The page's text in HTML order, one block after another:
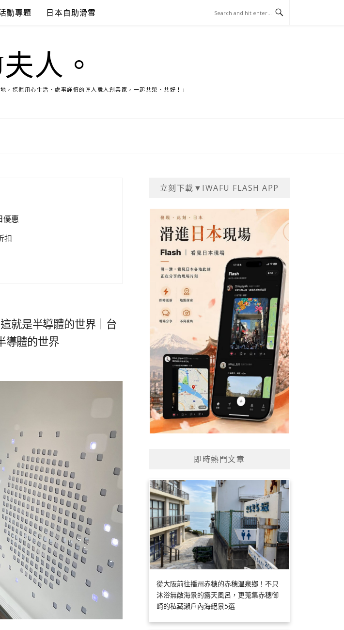
動專題 日本自助滑雪
夫人。
，挖掘用心生活、處事謹慎的匠人職人創業家，一起共榮、共好！」
優惠
扣
就是半導體的世界｜台
導體的世界
立刻下載▼IWAFU FLASH APP
即時熱門文章
從大阪前往播州赤穗的赤穗溫泉鄉！不只
沐浴無敵海景的露天風呂，更蒐集赤穗御
崎的私藏瀨戶內海絕景5選